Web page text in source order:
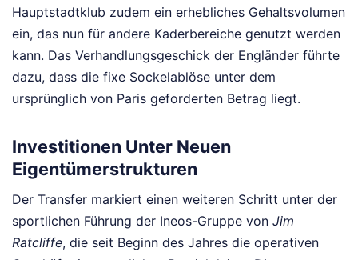
Hauptstadtklub zudem ein erhebliches Gehaltsvolumen
ein, das nun für andere Kaderbereiche genutzt werden
kann. Das Verhandlungsgeschick der Engländer führte
dazu, dass die fixe Sockelablöse unter dem
ursprünglich von Paris geforderten Betrag liegt.
Investitionen Unter Neuen
Eigentümerstrukturen
Der Transfer markiert einen weiteren Schritt unter der
sportlichen Führung der Ineos-Gruppe von Jim
Ratcliffe, die seit Beginn des Jahres die operativen